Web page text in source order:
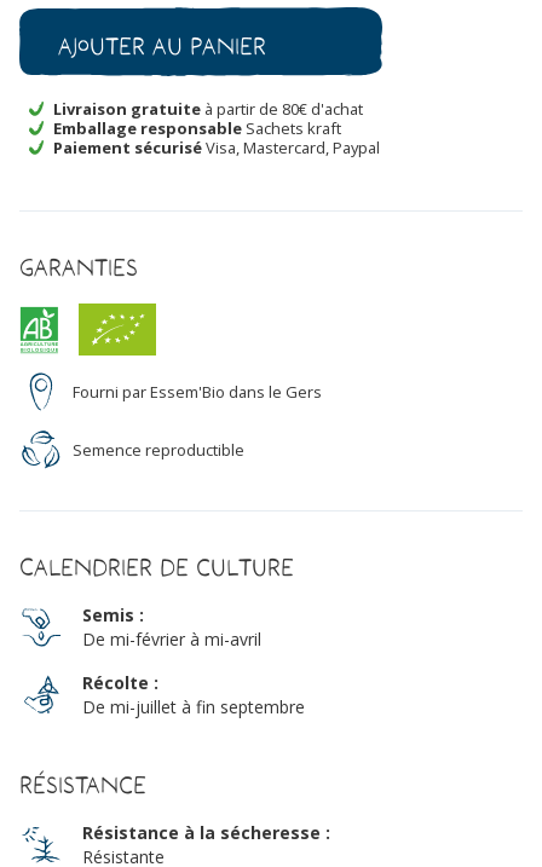
de
Oignon
Jaune
Bio
Ajouter au panier
Livraison gratuite à partir de 80€ d'achat
Emballage responsable Sachets kraft
Paiement sécuriséVisa, Mastercard, Paypal
Garanties
Fourni par Essem'Bio dans le Gers
Semence reproductible
Calendrier de culture
Semis :
De mi-février à mi-avril
Récolte :
De mi-juillet à fin septembre
Résistance
Résistance à la sécheresse :
Résistante